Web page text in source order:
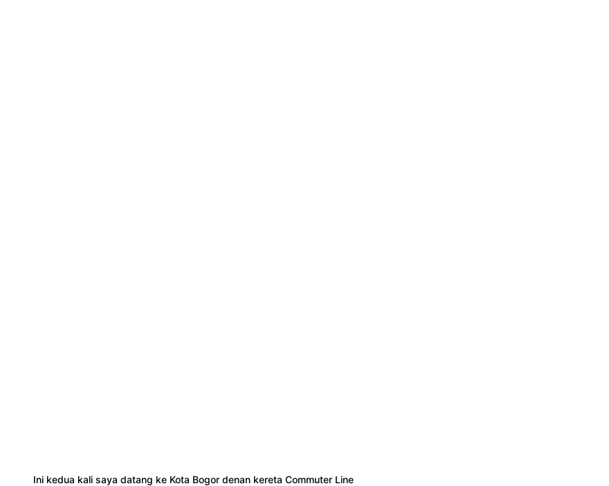
Ini kedua kali saya datang ke Kota Bogor denan kereta Commuter Line